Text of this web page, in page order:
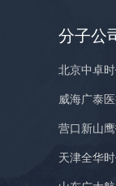
分子公
北京中卓
威海广泰
营口新山
天津全华